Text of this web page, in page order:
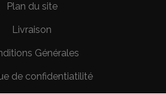
Plan du site
Livraison
Générales
de confidentiatilité